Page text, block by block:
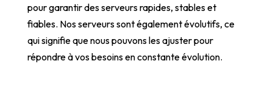
pour garantir des serveurs rapides, stables et
fiables. Nos serveurs sont également évolutifs, ce
qui signifie que nous pouvons les ajuster pour
répondre à vos besoins en constante évolution.